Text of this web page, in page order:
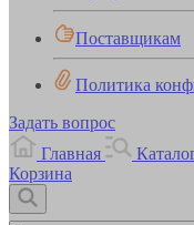
Поставщикам
Политика
Задать вопрос
Главная
Корзина